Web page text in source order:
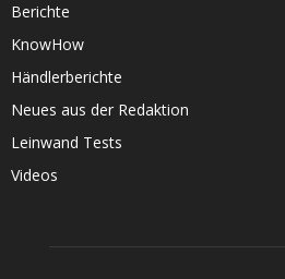
Berichte
KnowHow
Händlerberichte
Neues aus der Redaktion
Leinwand Tests
Videos